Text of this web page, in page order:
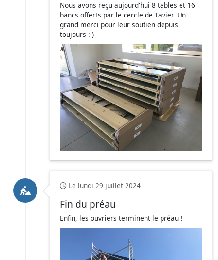
Nous avons reçu aujourd'hui 8 tables et 16
bancs offerts par le cercle de Tavier. Un
grand merci pour leur soutien depuis
toujours :-)
Le lundi 29 juillet 2024
Fin du préau
Enfin, les ouvriers terminent le préau !